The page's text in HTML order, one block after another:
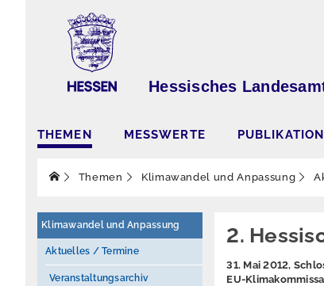
Hessisches
THEMEN MESSWERTE
Themen Klimawandel und Anpassung
Klimawandel und Anpassung
Aktuelles / Termine
Veranstaltungsarchiv
2.
31. Mai 2012,
EU-